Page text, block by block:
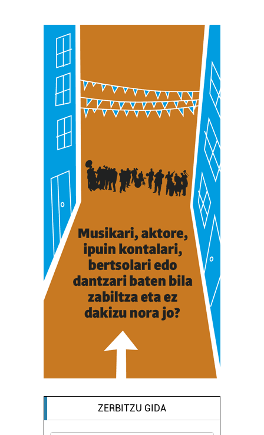
ZERBITZU GIDA